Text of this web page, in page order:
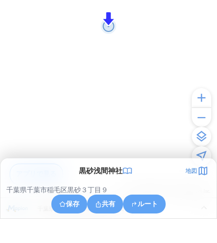
黒砂浅間神社 地図
千葉県千葉市稲毛区黒砂３丁目９
保存
共有 ルート
千葉県千葉市花見川区花園１丁目１５